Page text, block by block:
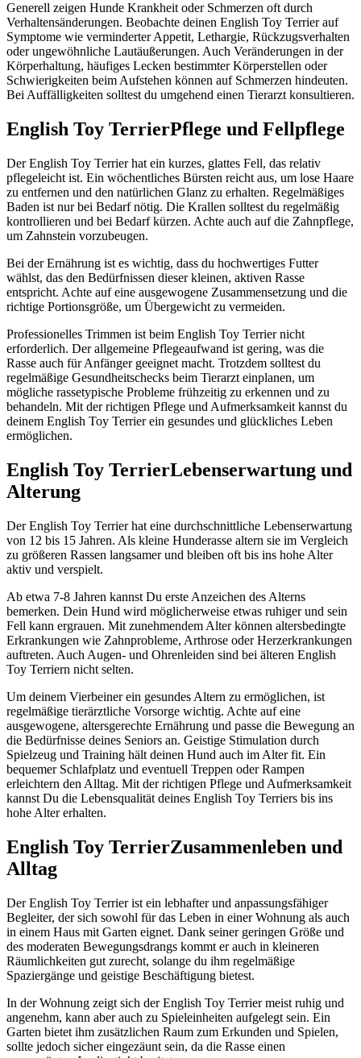
Generell zeigen Hunde Krankheit oder Schmerzen oft durch
Verhaltensänderungen. Beobachte deinen English Toy Terrier auf
Symptome wie verminderter Appetit, Lethargie, Rückzugsverhalten
oder ungewöhnliche Lautäußerungen. Auch Veränderungen in der
Körperhaltung, häufiges Lecken bestimmter Körperstellen oder
Schwierigkeiten beim Aufstehen können auf Schmerzen hindeuten.
Bei Auffälligkeiten solltest du umgehend einen Tierarzt konsultieren.
English Toy TerrierPflege und Fellpflege
Der English Toy Terrier hat ein kurzes, glattes Fell, das relativ
pflegeleicht ist. Ein wöchentliches Bürsten reicht aus, um lose Haare
zu entfernen und den natürlichen Glanz zu erhalten. Regelmäßiges
Baden ist nur bei Bedarf nötig. Die Krallen solltest du regelmäßig
kontrollieren und bei Bedarf kürzen. Achte auch auf die Zahnpflege,
um Zahnstein vorzubeugen.
Bei der Ernährung ist es wichtig, dass du hochwertiges Futter
wählst, das den Bedürfnissen dieser kleinen, aktiven Rasse
entspricht. Achte auf eine ausgewogene Zusammensetzung und die
richtige Portionsgröße, um Übergewicht zu vermeiden.
Professionelles Trimmen ist beim English Toy Terrier nicht
erforderlich. Der allgemeine Pflegeaufwand ist gering, was die
Rasse auch für Anfänger geeignet macht. Trotzdem solltest du
regelmäßige Gesundheitschecks beim Tierarzt einplanen, um
mögliche rassetypische Probleme frühzeitig zu erkennen und zu
behandeln. Mit der richtigen Pflege und Aufmerksamkeit kannst du
deinem English Toy Terrier ein gesundes und glückliches Leben
ermöglichen.
English Toy TerrierLebenserwartung und
Alterung
Der English Toy Terrier hat eine durchschnittliche Lebenserwartung
von 12 bis 15 Jahren. Als kleine Hunderasse altern sie im Vergleich
zu größeren Rassen langsamer und bleiben oft bis ins hohe Alter
aktiv und verspielt.
Ab etwa 7-8 Jahren kannst Du erste Anzeichen des Alterns
bemerken. Dein Hund wird möglicherweise etwas ruhiger und sein
Fell kann ergrauen. Mit zunehmendem Alter können altersbedingte
Erkrankungen wie Zahnprobleme, Arthrose oder Herzerkrankungen
auftreten. Auch Augen- und Ohrenleiden sind bei älteren English
Toy Terriern nicht selten.
Um deinem Vierbeiner ein gesundes Altern zu ermöglichen, ist
regelmäßige tierärztliche Vorsorge wichtig. Achte auf eine
ausgewogene, altersgerechte Ernährung und passe die Bewegung an
die Bedürfnisse deines Seniors an. Geistige Stimulation durch
Spielzeug und Training hält deinen Hund auch im Alter fit. Ein
bequemer Schlafplatz und eventuell Treppen oder Rampen
erleichtern den Alltag. Mit der richtigen Pflege und Aufmerksamkeit
kannst Du die Lebensqualität deines English Toy Terriers bis ins
hohe Alter erhalten.
English Toy TerrierZusammenleben und
Alltag
Der English Toy Terrier ist ein lebhafter und anpassungsfähiger
Begleiter, der sich sowohl für das Leben in einer Wohnung als auch
in einem Haus mit Garten eignet. Dank seiner geringen Größe und
des moderaten Bewegungsdrangs kommt er auch in kleineren
Räumlichkeiten gut zurecht, solange du ihm regelmäßige
Spaziergänge und geistige Beschäftigung bietest.
In der Wohnung zeigt sich der English Toy Terrier meist ruhig und
angenehm, kann aber auch zu Spieleinheiten aufgelegt sein. Ein
Garten bietet ihm zusätzlichen Raum zum Erkunden und Spielen,
sollte jedoch sicher eingezäunt sein, da die Rasse einen